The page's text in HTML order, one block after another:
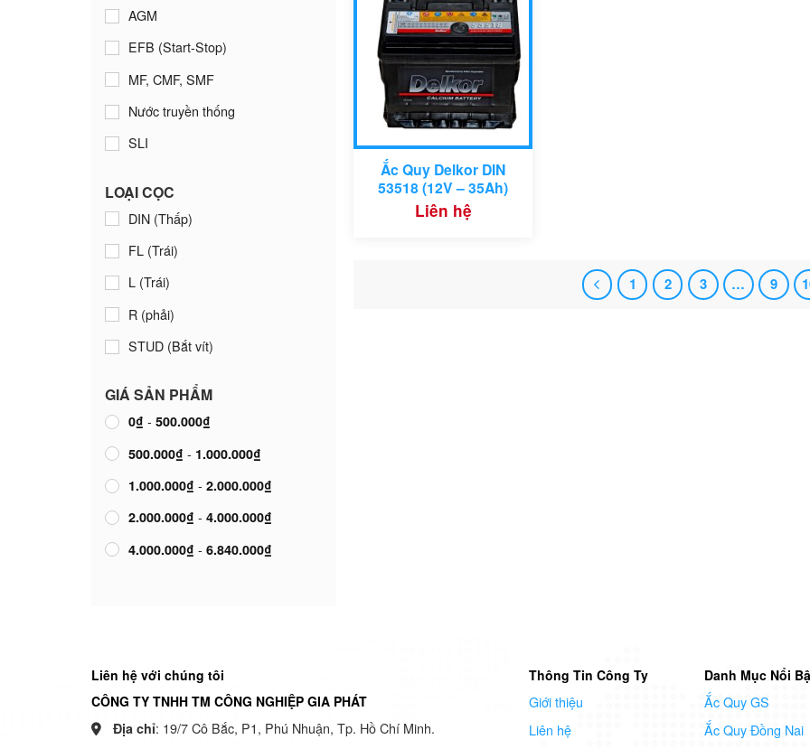
Kawasaki
Kia
KTM
Lexus
Mazda
Mitsubishi
Subaru
Suzuki
Toyota
Triumph
Vinfast
Volkswagen
10Ah
10.5Ah
11.2Ah
12Ah
12.6Ah
15Ah
30Ah
33Ah
35Ah
40Ah
43Ah
45Ah
60Ah
AGM
EFB (Start-Stop)
MF, CMF, SMF
Nước truyền thống
SLI
LOẠI CỌC
DIN (Thấp)
FL (Trái)
L (Trái)
R (phải)
STUD (Bắt vít)
GIÁ SẢN PHẨM
0₫ - 500.000₫
500.000₫ - 1.000.000₫
1.000.000₫ - 2.000.000₫
2.000.000₫ - 4.000.000₫
4.000.000₫ - 6.840.000₫
Ắc Quy Delkor DIN
53518 (12V – 35Ah)
Liên hệ
1 2 3 … 9
Liên hệ với chúng tôi
CÔNG TY TNHH TM CÔNG NGHIỆP GIA PHÁT
Địa chỉ: 19/7 Cô Bắc, P1, Phú Nhuận, Tp. Hồ Chí Minh.
Thông Tin Công Ty
Giới thiệu
Liên hệ
Danh Mục Nổi
Ắc Quy GS
Ắc Quy Đồng Nai